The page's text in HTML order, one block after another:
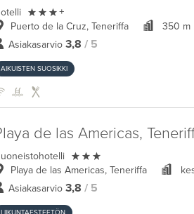
 +
Puerto de la Cruz, Teneriffa 350 m
Asiakasarvio 3,8/ 5
AIKUISTEN SUOSIKKI
de las Americas,

Playa de las Americas, Teneriffa
Asiakasarvio 3,8/ 5